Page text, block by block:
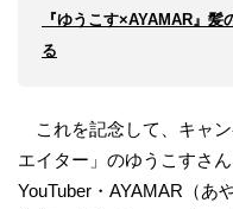
『ゆうこす×AYAMAR』
る
これを記念して、キャ
エイター」のゆうこすさ
YouTuber・AYAMAR（あ